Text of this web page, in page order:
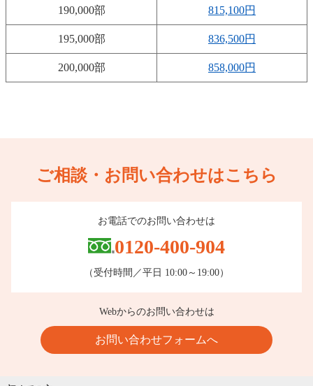
190,000部 815,100円
195,000部 836,500円
200,000部 858,000円
ご相談・お問い合わせはこちら
お電話でのお問い合わせは
0120-400-904
（受付時間／平日 10:00～19:00）
Webからのお問い合わせは
お問い合わせフォームへ